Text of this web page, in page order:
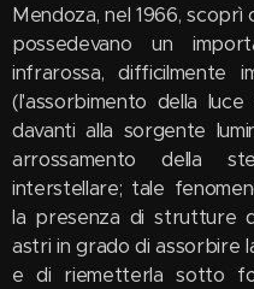
Mendoza, nel 1966,
possedevano un
infrarossa, difficilmente
(l'assorbimento della
davanti alla sorgente
arrossamento della
interstellare; tale
la presenza di strutture
astri in grado di assorbire
e di riemetterla sotto